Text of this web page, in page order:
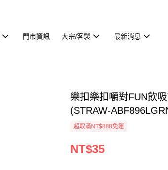
門市資訊 大宗/客製 最新消息
樂扣樂扣嚼對FUN飲
(STRAW-
超取滿NT$888免運
NT$35